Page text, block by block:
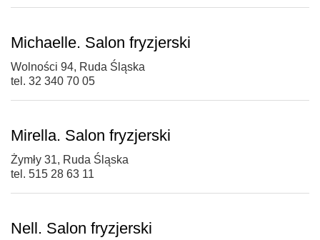
Michaelle. Salon fryzjerski
Wolności 94, Ruda Śląska
tel. 32 340 70 05
Mirella. Salon fryzjerski
Żymły 31, Ruda Śląska
tel. 515 28 63 11
Nell. Salon fryzjerski